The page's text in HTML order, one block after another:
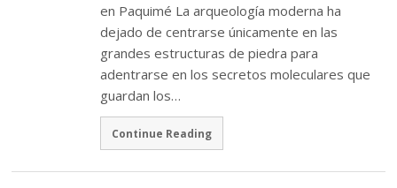
en Paquimé La arqueología moderna ha
dejado de centrarse únicamente en las
grandes estructuras de piedra para
adentrarse en los secretos moleculares que
guardan los…
Continue Reading